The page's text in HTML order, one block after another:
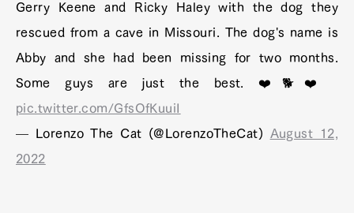
Gerry Keene and Ricky Haley with the dog they
rescued from a cave in Missouri. The dog's name is
Abby and she had been missing for two months.
Some guys are just the best. ❤️🐕❤️
pic.twitter.com/GfsOfKuuiI
— Lorenzo The Cat (@LorenzoTheCat) August 12,
2022